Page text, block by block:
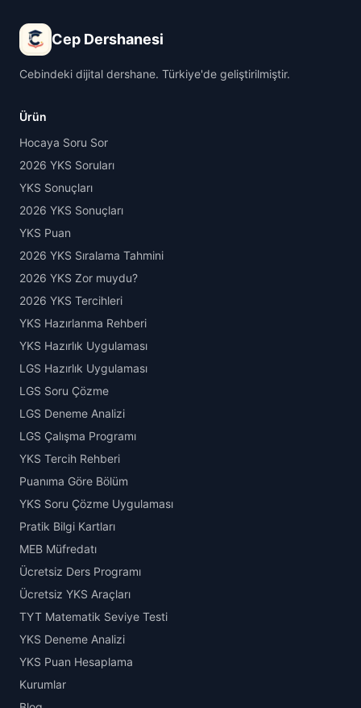
Cep Dershanesi
Cebindeki dijital dershane. Türkiye'de geliştirilmiştir.
Ürün
Hocaya Soru Sor
2026 YKS Soruları
YKS Sonuçları
2026 YKS Sonuçları
YKS Puan
2026 YKS Sıralama Tahmini
2026 YKS Zor muydu?
2026 YKS Tercihleri
YKS Hazırlanma Rehberi
YKS Hazırlık Uygulaması
LGS Hazırlık Uygulaması
LGS Soru Çözme
LGS Deneme Analizi
LGS Çalışma Programı
YKS Tercih Rehberi
Puanıma Göre Bölüm
YKS Soru Çözme Uygulaması
Pratik Bilgi Kartları
MEB Müfredatı
Ücretsiz Ders Programı
Ücretsiz YKS Araçları
TYT Matematik Seviye Testi
YKS Deneme Analizi
YKS Puan Hesaplama
Kurumlar